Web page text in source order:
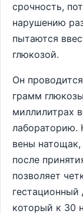
срочность,
нарушению
пытаются
глюкозой.
Он
грамм
миллилитрах
лабораторию.
вены натощак,
после
позволяет
гестационный
который к 30